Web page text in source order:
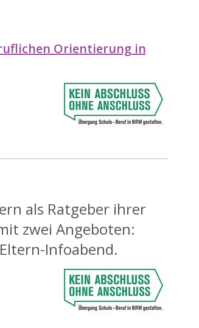
Orientierung in
als Ratgeber ihrer
zwei Angeboten:
Infoabend.